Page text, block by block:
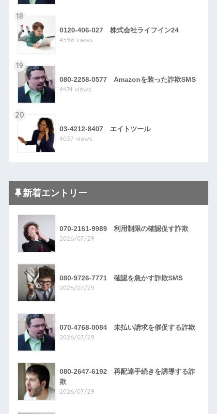
18
0120-406-027 株式会社ライフイン24
4596 views
19
080-2258-0577 Amazonを装った詐欺SMS
4474 views
20
03-4212-8407 エイトツール
4037 views
新着エントリー
070-2161-9989 利用制限の確認促す詐欺
2026/07/29
080-9726-7771 確認を急かす詐欺SMS
2026/07/29
070-4768-0084 未払い請求を催促する詐欺
2026/07/29
080-2647-6192 再配達手続きを誘導する詐
欺
2026/07/29